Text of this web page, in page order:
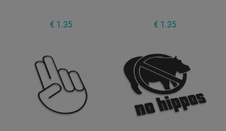
€ 1.35 € 1.35